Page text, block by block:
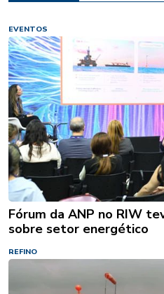
EVENTOS
Fórum da ANP no RIW
sobre setor energético
REFINO